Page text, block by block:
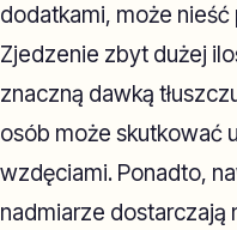
dodatkami, może
Zjedzenie zbyt dużej
znaczną dawką
osób może skutkować
wzdęciami. Ponadto,
nadmiarze dostarczają